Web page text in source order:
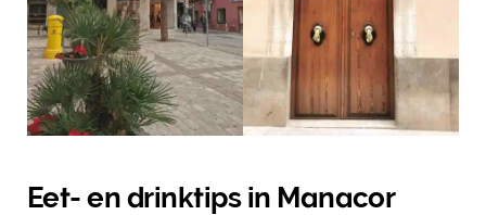
Eet- en drinktips in Manacor